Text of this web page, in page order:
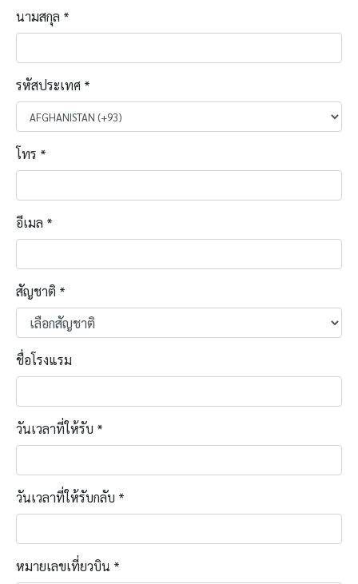
นามสกุล *
รหัสประเทศ *
โทร *
อีเมล *
สัญชาติ *
ชื่อโรงแรม
วันเวลาที่ให้รับ *
วันเวลาที่ให้รับกลับ *
หมายเลขเที่ยวบิน *